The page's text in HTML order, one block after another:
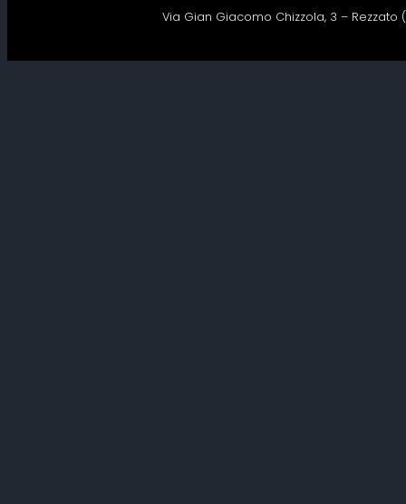
Via Gian Giacomo Chizzola, 3 – Rezzato